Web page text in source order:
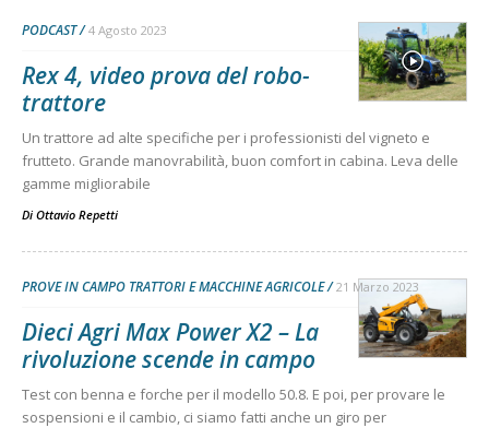
PODCAST 4 Agosto 2023
Rex 4, video prova del robo-
trattore
Un trattore ad alte specifiche per i professionisti del vigneto e
frutteto. Grande manovrabilità, buon comfort in cabina. Leva delle
gamme migliorabile
Di Ottavio Repetti
PROVE IN CAMPO TRATTORI E MACCHINE AGRICOLE 21 Marzo 2023
Dieci Agri Max Power X2 – La
rivoluzione scende in campo
Test con benna e forche per il modello 50.8. E poi, per provare le
sospensioni e il cambio, ci siamo fatti anche un giro per